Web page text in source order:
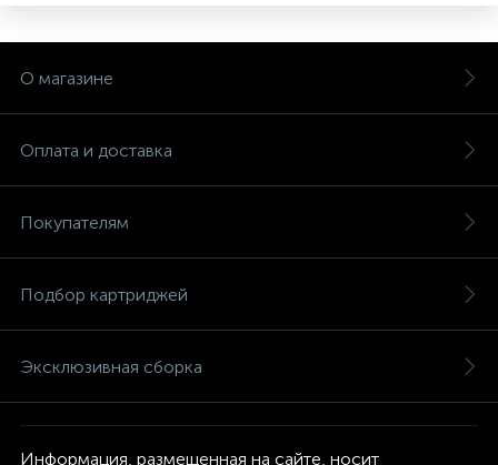
О магазине
Оплата и доставка
Покупателям
Подбор картриджей
Эксклюзивная сборка
Информация, размещенная на сайте, носит